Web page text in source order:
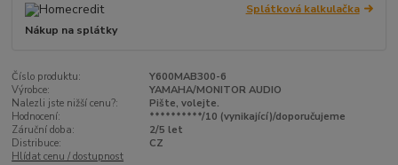
Splátková kalkulačka
Nákup na splátky
Číslo produktu:
Y600MAB300-6
Výrobce:
YAMAHA/MONITOR AUDIO
Nalezli jste nižší cenu?:
Pište, volejte.
Hodnocení:
**********/10 (vynikající)/doporučujeme
Záruční doba:
2/5 let
Distribuce:
CZ
Hlídat cenu / dostupnost